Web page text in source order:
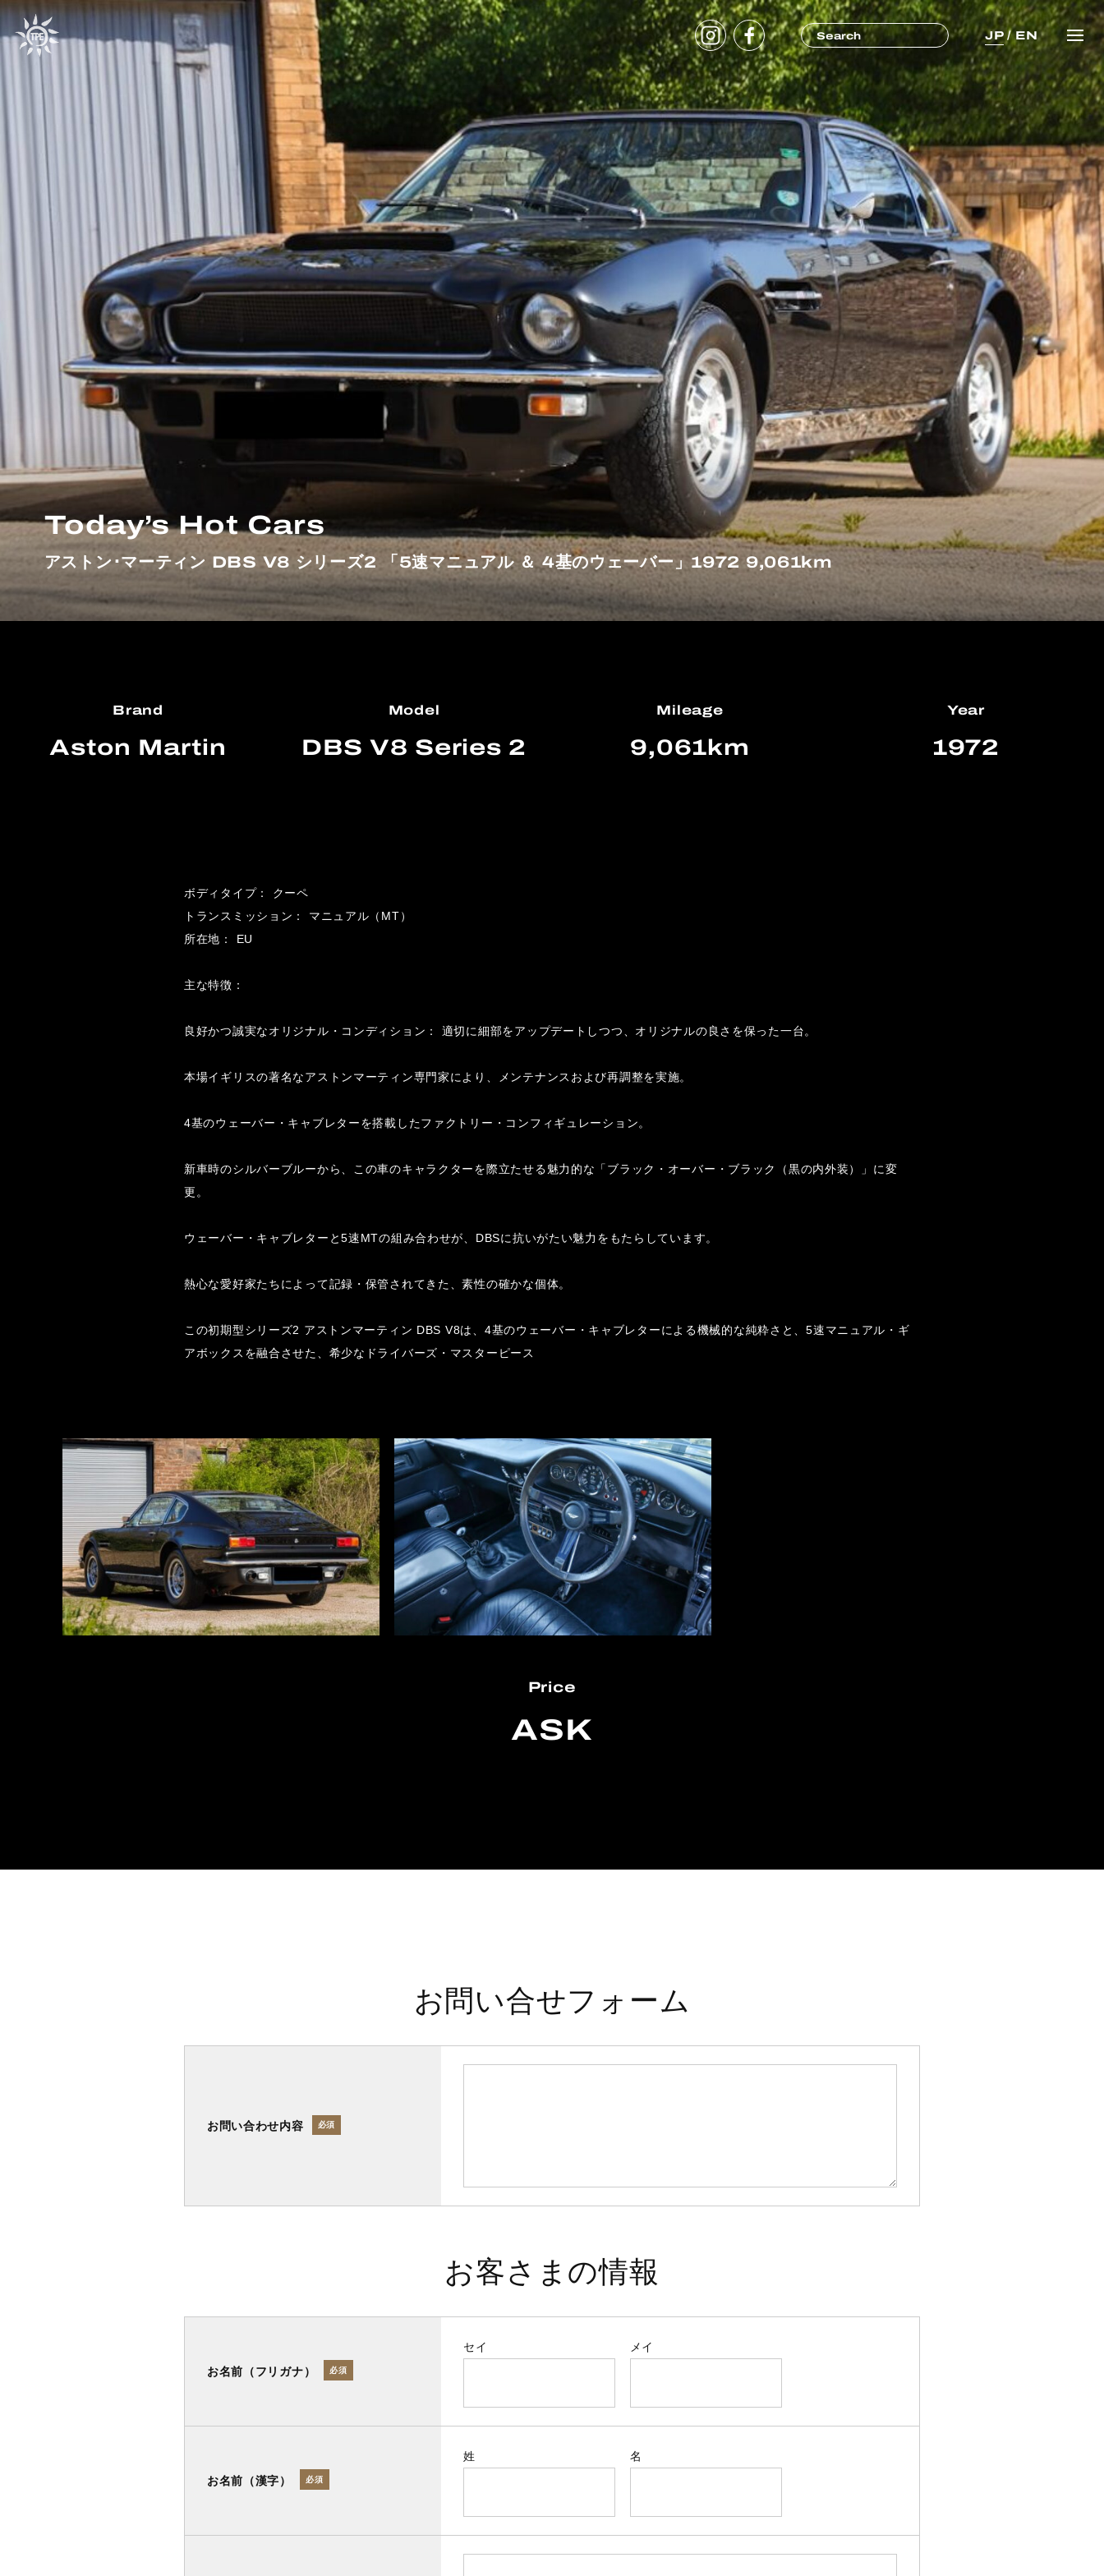
JP/EN
Today’s Hot Cars
アストン･マーティン DBS V8 シリーズ2 「5速マニュアル ＆ 4基のウェーバー」1972 9,061km
Brand
Aston Martin
Model
DBS V8 Series 2
Mileage
9,061km
Year
1972
ボディタイプ： クーペ
トランスミッション： マニュアル（MT）
所在地： EU
主な特徴：
良好かつ誠実なオリジナル・コンディション： 適切に細部をアップデートしつつ、オリジナルの良さを保った一台。
本場イギリスの著名なアストンマーティン専門家により、メンテナンスおよび再調整を実施。
4基のウェーバー・キャブレターを搭載したファクトリー・コンフィギュレーション。
新車時のシルバーブルーから、この車のキャラクターを際立たせる魅力的な「ブラック・オーバー・ブラック（黒の内外装）」に変
更。
ウェーバー・キャブレターと5速MTの組み合わせが、DBSに抗いがたい魅力をもたらしています。
熱心な愛好家たちによって記録・保管されてきた、素性の確かな個体。
この初期型シリーズ2 アストンマーティン DBS V8は、4基のウェーバー・キャブレターによる機械的な純粋さと、5速マニュアル・ギ
アボックスを融合させた、希少なドライバーズ・マスターピース
Price
ASK
お問い合せフォーム
お問い合わせ内容 必須
お客さまの情報
お名前（フリガナ） 必須
セイ メイ
お名前（漢字） 必須
姓 名